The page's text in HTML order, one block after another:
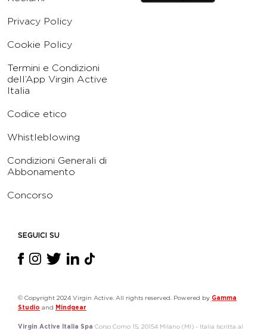
Privacy Policy
Cookie Policy
Termini e Condizioni
dell’App Virgin Active
Italia
Codice etico
Whistleblowing
Condizioni Generali di
Abbonamento
Concorso
SEGUICI SU
© Copyright 2024 Virgin Active. All rights reserved. Powered by Gamma
Studio and Mindgear
Virgin Active Italia Spa Corso Como 15, 20154 Milano (MI) - Italia Iscritta al